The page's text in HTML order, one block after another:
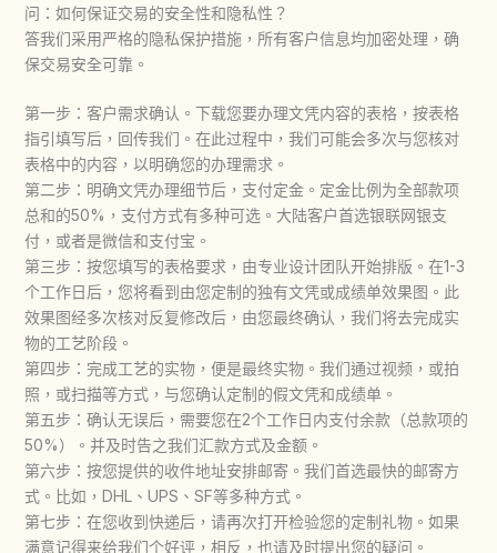
问：如何保证交易的安全性和隐私性？
答我们采用严格的隐私保护措施，所有客户信息均加密处理，确
保交易安全可靠。
第一步：客户需求确认。下载您要办理文凭内容的表格，按表格
指引填写后，回传我们。在此过程中，我们可能会多次与您核对
表格中的内容，以明确您的办理需求。
第二步：明确文凭办理细节后，支付定金。定金比例为全部款项
总和的50%，支付方式有多种可选。大陆客户首选银联网银支
付，或者是微信和支付宝。
第三步：按您填写的表格要求，由专业设计团队开始排版。在1-3
个工作日后，您将看到由您定制的独有文凭或成绩单效果图。此
效果图经多次核对反复修改后，由您最终确认，我们将去完成实
物的工艺阶段。
第四步：完成工艺的实物，便是最终实物。我们通过视频，或拍
照，或扫描等方式，与您确认定制的假文凭和成绩单。
第五步：确认无误后，需要您在2个工作日内支付余款（总款项的
50%）。并及时告之我们汇款方式及金额。
第六步：按您提供的收件地址安排邮寄。我们首选最快的邮寄方
式。比如，DHL、UPS、SF等多种方式。
第七步：在您收到快递后，请再次打开检验您的定制礼物。如果
满意记得来给我们个好评，相反，也请及时提出您的疑问。